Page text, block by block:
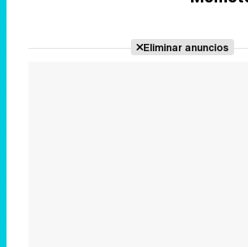
Eliminar anuncios